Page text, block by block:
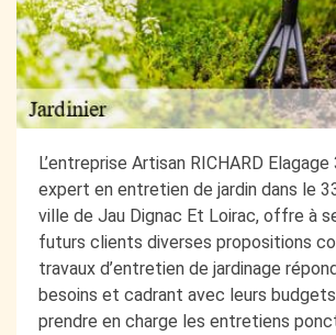
L’entreprise Artisan RICHARD Elagage
expert en entretien de jardin dans le
ville de Jau Dignac Et Loirac, offre à
futurs clients diverses propositions
travaux d’entretien de jardinage
besoins et cadrant avec leurs
prendre en charge les entretiens